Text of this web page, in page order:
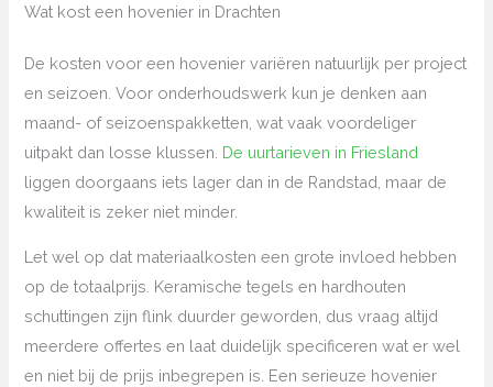
Wat kost een hovenier in Drachten
De kosten voor een hovenier variëren natuurlijk per project
en seizoen. Voor onderhoudswerk kun je denken aan
maand- of seizoenspakketten, wat vaak voordeliger
uitpakt dan losse klussen. De uurtarieven in Friesland
liggen doorgaans iets lager dan in de Randstad, maar de
kwaliteit is zeker niet minder.
Let wel op dat materiaalkosten een grote invloed hebben
op de totaalprijs. Keramische tegels en hardhouten
schuttingen zijn flink duurder geworden, dus vraag altijd
meerdere offertes en laat duidelijk specificeren wat er wel
en niet bij de prijs inbegrepen is. Een serieuze hovenier